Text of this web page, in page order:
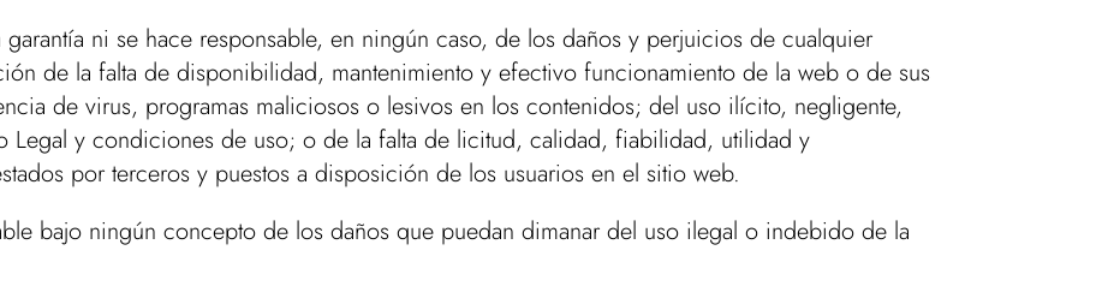
ni se hace responsable, en ningún caso, de los daños y perjuicios de cualquier
de la falta de disponibilidad, mantenimiento y efectivo funcionamiento de la web o de sus
de virus, programas maliciosos o lesivos en los contenidos; del uso ilícito, negligente,
Legal y condiciones de uso; o de la falta de licitud, calidad, fiabilidad, utilidad y
por terceros y puestos a disposición de los usuarios en el sitio web.
bajo ningún concepto de los daños que puedan dimanar del uso ilegal o indebido de la